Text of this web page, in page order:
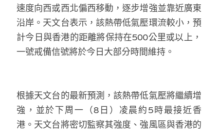
高松傑專欄
林伯強專欄
馮煒光專欄
KOL 精選
大衛sir專欄
支持讚助
條款及細則
關於我們
English
速度向西或西北偏西移動，逐步增強並靠近廣東
沿岸。天文台表示，該熱帶低氣壓環流較小，預
計今日與香港的距離將保持在500公里或以上，
一號戒備信號將於今日大部分時間維持。
根據天文台的最新預測，該熱帶低氣壓將繼續增
強，並於下周一（8日）凌晨約5時最接近香
港。天文台將密切監察其強度、強風區與香港的